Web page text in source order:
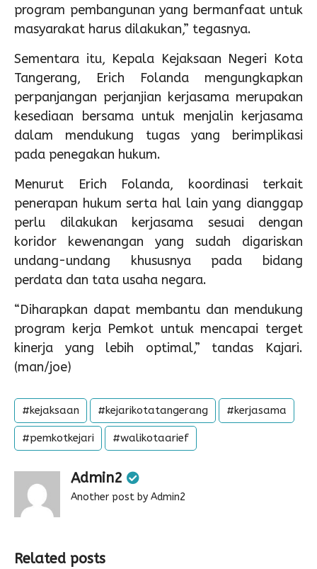
program pembangunan yang bermanfaat untuk
masyarakat harus dilakukan,” tegasnya.
Sementara itu, Kepala Kejaksaan Negeri Kota
Tangerang, Erich Folanda mengungkapkan
perpanjangan perjanjian kerjasama merupakan
kesediaan bersama untuk menjalin kerjasama
dalam mendukung tugas yang berimplikasi
pada penegakan hukum.
Menurut Erich Folanda, koordinasi terkait
penerapan hukum serta hal lain yang dianggap
perlu dilakukan kerjasama sesuai dengan
koridor kewenangan yang sudah digariskan
undang-undang khususnya pada bidang
perdata dan tata usaha negara.
“Diharapkan dapat membantu dan mendukung
program kerja Pemkot untuk mencapai terget
kinerja yang lebih optimal,” tandas Kajari.
(man/joe)
#kejaksaan #kejarikotatangerang #kerjasama
#pemkotkejari #walikotaarief
Admin2
Another post by Admin2
Related posts